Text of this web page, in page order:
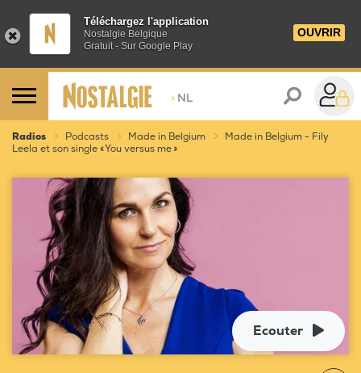
Téléchargez l'application
Nostalgie Belgique
Gratuit - Sur Google Play
OUVRIR
> NL
Radios Podcasts Made in Belgium
Made in Belgium - Fily
Leela et son single « You versus me »
Ecouter